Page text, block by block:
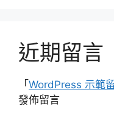
近期留言
「 WordPress 示範
發佈留言